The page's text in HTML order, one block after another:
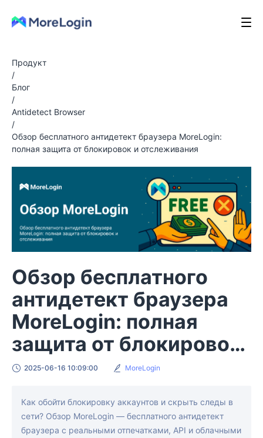
Продукт
/
Блог
/
Antidetect Browser
/
Обзор бесплатного антидетект браузера MoreLogin:
полная защита от блокировок и отслеживания
Обзор бесплатного
антидетект браузера
MoreLogin: полная
защита от блокировок
и отслеживания
2025-06-16 10:09:00 MoreLogin
Как обойти блокировку аккаунтов и скрыть следы в
сети? Обзор MoreLogin — бесплатного антидетект
браузера с реальными отпечатками, API и облачными